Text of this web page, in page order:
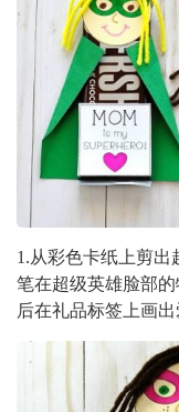
1.从彩色卡纸上剪
笔在超级英雄脸部
后在礼品标签上画出